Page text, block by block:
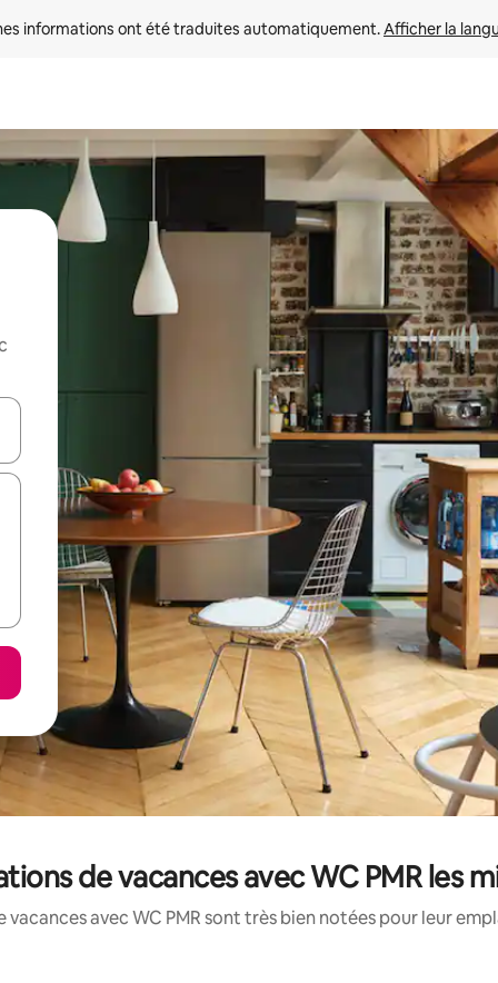
informations ont été traduites automatiquement. Afficher la
le haut et vers le bas pour les parcourir ou en appuyant et en
de vacances avec WC PMR les
avec WC PMR sont très bien notées pour leur